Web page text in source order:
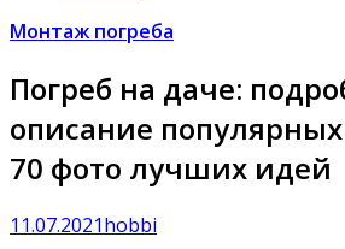
Монтаж погреба
Погреб на даче:
описание
70 фото лучших идей
11.07.2021hobbi